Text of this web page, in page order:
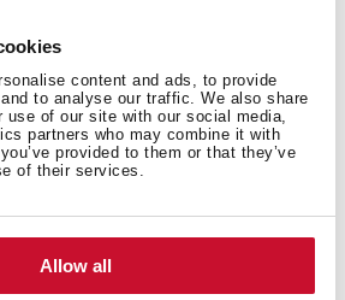
content and ads, to provide
to analyse our traffic. We also share
use of our site with our social media,
partners who may combine it with
provided to them or that they’ve
of their services.
Allow all
ürün türüne bağlı
ayrılmıştır. Burada, size
yardımcı olacak
bir açıklaması